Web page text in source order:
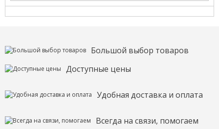
Большой выбор товаров
Доступные цены
Удобная доставка и оплата
Всегда на связи, помогаем